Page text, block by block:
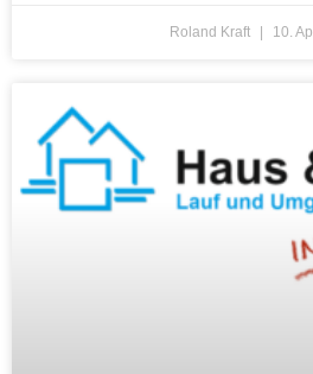
Roland Kraft 10.